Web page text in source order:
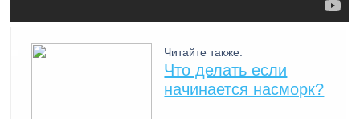
Читайте также:
Что делать если
начинается насморк?